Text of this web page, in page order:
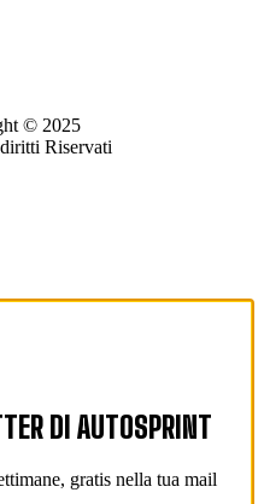
© 2025
Riservati
DI AUTOSPRINT
gratis nella tua mail